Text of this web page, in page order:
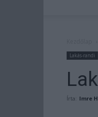
Lakás-randi
Írta: Imre